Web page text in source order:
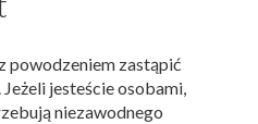
powodzeniem zastąpić
jesteście osobami,
niezawodnego